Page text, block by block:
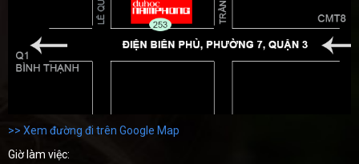
>> Xem đường đi trên Google Map
Giờ làm việc: